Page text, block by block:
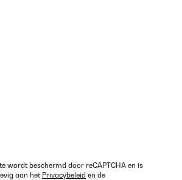
wordt beschermd door reCAPTCHA en is
aan het Privacybeleid en de